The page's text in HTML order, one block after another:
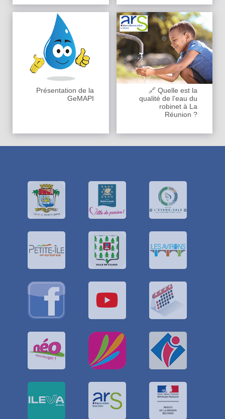
Présentation de la
GeMAPI
🔗 Quelle est la
qualité de l’eau du
robinet à La
Réunion ?